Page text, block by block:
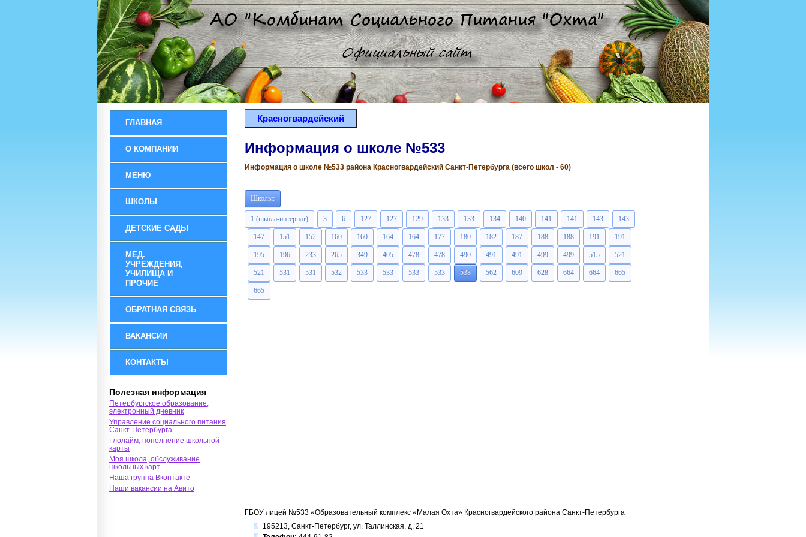
ГЛАВНАЯ
О КОМПАНИИ
МЕНЮ
ШКОЛЫ
ДЕТСКИЕ САДЫ
МЕД.
УЧРЕЖДЕНИЯ,
УЧИЛИЩА И
ПРОЧИЕ
ОБРАТНАЯ СВЯЗЬ
ВАКАНСИИ
КОНТАКТЫ
Полезная информация
Петербургское образование,
электронный дневник
Управление социального питания
Санкт-Петербурга
Глолайм, пополнение школьной
карты
Моя школа, обслуживание
школьных карт
Наша группа Вконтакте
Наши вакансии на Авито
Красногвардейский
Информация о школе №533
Информация о школе №533 района Красногвардейский Санкт-Петербурга (всего школ - 60)
Школы:
1 (школа-интернат) 3 6 127 127 129 133 133 134 140 141 141 143 143
147 151 152 160 160 164 164 177 180 182 187 188 188 191 191
195 196 233 265 349 405 478 478 490 491 491 499 499 515 521
521 531 531 532 533 533 533 533 533 562 609 628 664 664 665
665
ГБОУ лицей №533 «Образовательный комплекс «Малая Охта» Красногвардейского района Санкт-Петербурга
195213, Санкт-Петербург, ул. Таллинская, д. 21